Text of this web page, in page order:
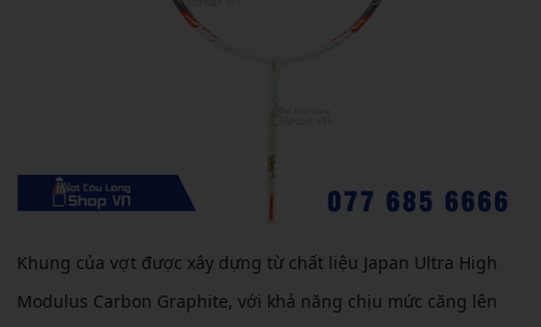
Khung của vợt được xây dựng từ chất liệu Japan Ultra High
Modulus Carbon Graphite, với khả năng chịu mức căng lên